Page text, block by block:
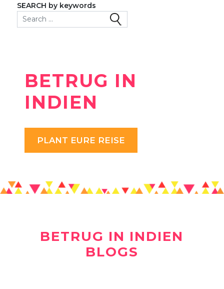
SEARCH by keywords
Search for:
BETRUG IN
INDIEN
PLANT EURE REISE
BETRUG IN INDIEN
BLOGS